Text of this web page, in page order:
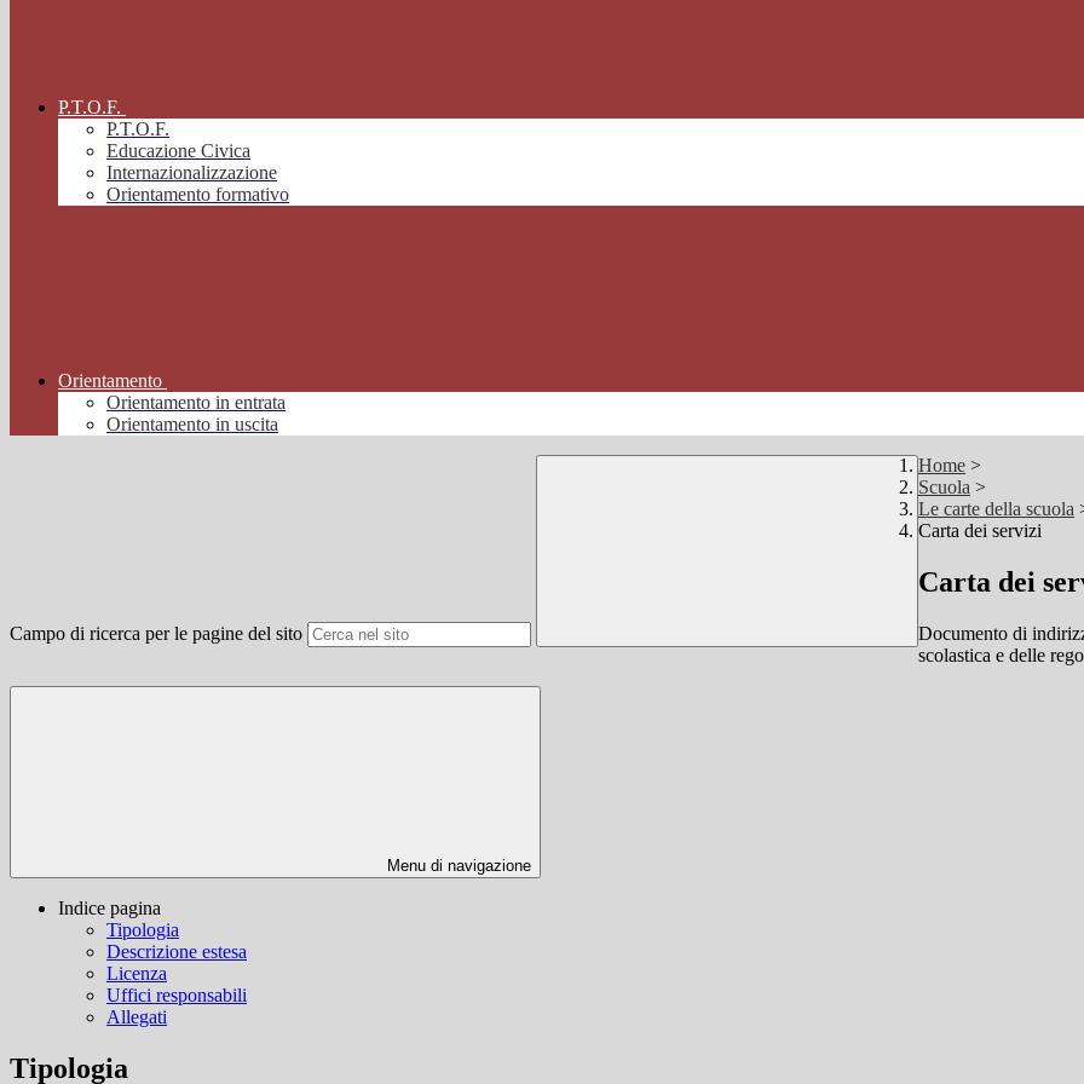
P.T.O.F.
P.T.O.F.
Educazione Civica
Internazionalizzazione
Orientamento formativo
Orientamento
Orientamento in entrata
Orientamento in uscita
Campo di ricerca per le pagine del sito
Home >
Scuola >
Le carte della scuola
Carta dei servizi
Carta dei
Documento di
scolastica e delle
Menu di navigazione
Indice pagina
Tipologia
Descrizione estesa
Licenza
Uffici responsabili
Allegati
Tipologia